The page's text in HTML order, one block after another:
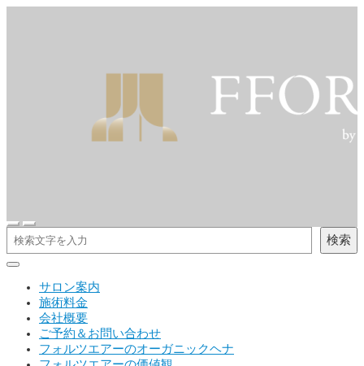
検索
サロン案内
施術料金
会社概要
ご予約＆お問い合わせ
フォルツエアーのオーガニックヘナ